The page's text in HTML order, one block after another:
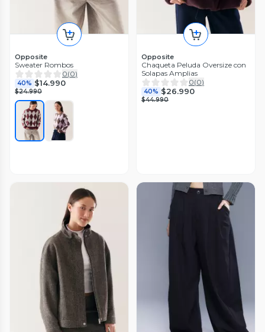
Opposite
Sweater Rombos
0(0)
40% $14.990
$24.990
Opposite
Chaqueta Peluda Oversize con
Solapas Amplias
0(0)
40% $26.990
$44.990